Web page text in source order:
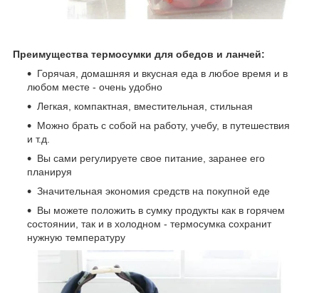
Преимущества термосумки для обедов и ланчей:
Горячая, домашняя и вкусная еда в любое время и в
любом месте - очень удобно
Легкая, компактная, вместительная, стильная
Можно брать с собой на работу, учебу, в путешествия
и т.д.
Вы сами регулируете свое питание, заранее его
планируя
Значительная экономия средств на покупной еде
Вы можете положить в сумку продукты как в горячем
состоянии, так и в холодном - термосумка сохранит
нужную температуру